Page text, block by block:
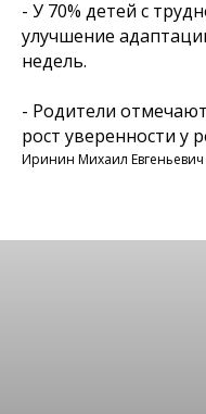
- У 70% детей с
улучшение
недель.
- Родители
рост уверенности у
Иринин Михаил Евгеньевич